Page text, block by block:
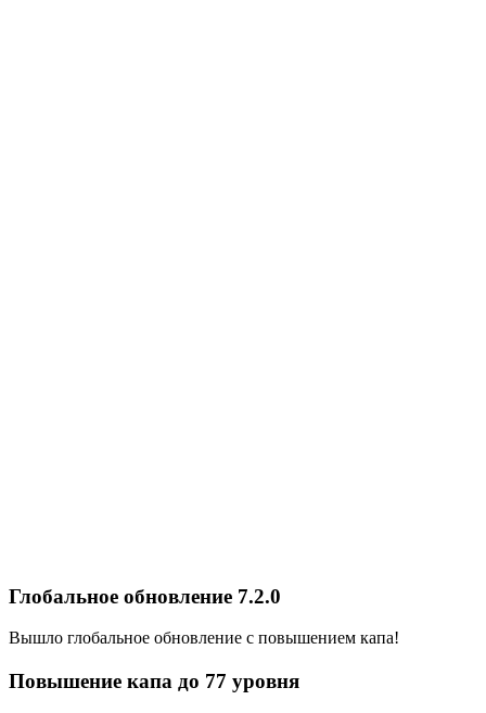
Глобальное обновление 7.2.0
Вышло глобальное обновление с повышением капа!
Повышение капа до 77 уровня